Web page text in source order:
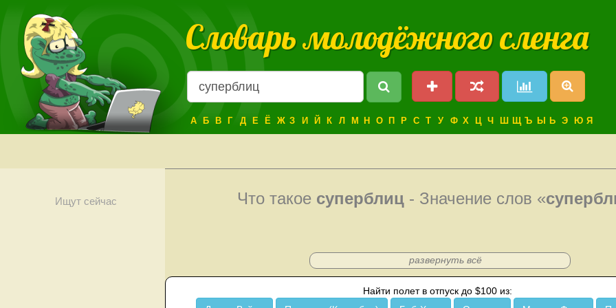
Словарь молодёжного сленга
А Б В Г Д Е Ё Ж З И Й К Л М Н О П Р С Т У Ф Х Ц Ч Ш Щ Ъ Ы Ь Э Ю Я
Ищут сейчас Что такое суперблиц - Значение слов «
развернуть всё
Найти полет в отпуск до $100 из: